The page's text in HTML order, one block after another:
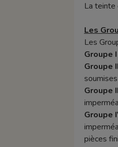
La teinte
Les
Les
Groupe I
Groupe II
Groupe
Groupe
pièces